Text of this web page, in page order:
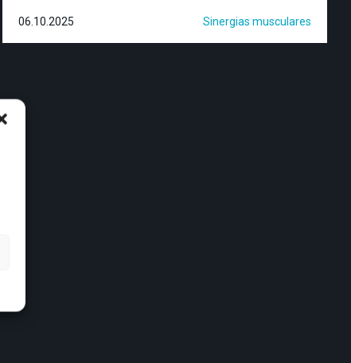
06.10.2025 Sinergias musculares